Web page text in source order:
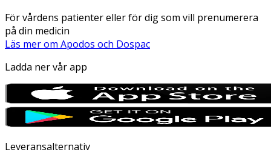
För vårdens patienter eller för dig som vill prenumerera
på din medicin
Läs mer om Apodos och Dospac
Ladda ner vår app
Leveransalternativ